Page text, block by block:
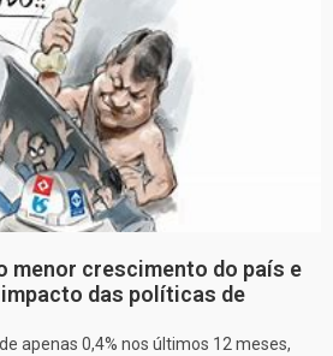
menor crescimento do país e
das políticas de
apenas 0,4% nos últimos 12 meses,